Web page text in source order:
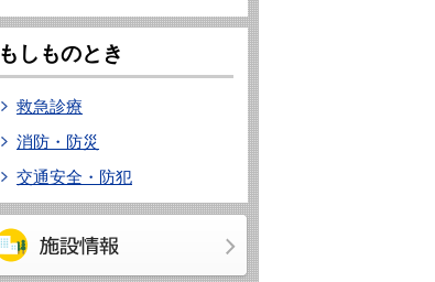
もしものとき
救急診療
消防・防災
交通安全・防犯